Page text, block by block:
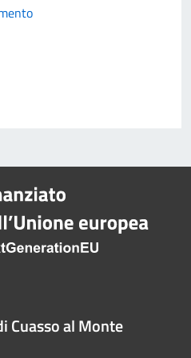
Cuasso al Monte